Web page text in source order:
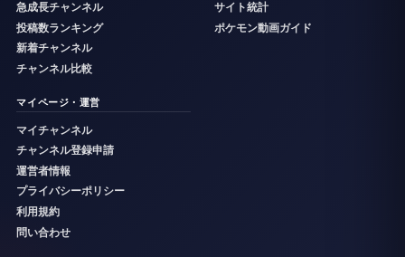
急成長チャンネル
投稿数ランキング
新着チャンネル
チャンネル比較
サイト統計
ポケモン動画ガイド
マイページ・運営
マイチャンネル
チャンネル登録申請
運営者情報
プライバシーポリシー
利用規約
問い合わせ